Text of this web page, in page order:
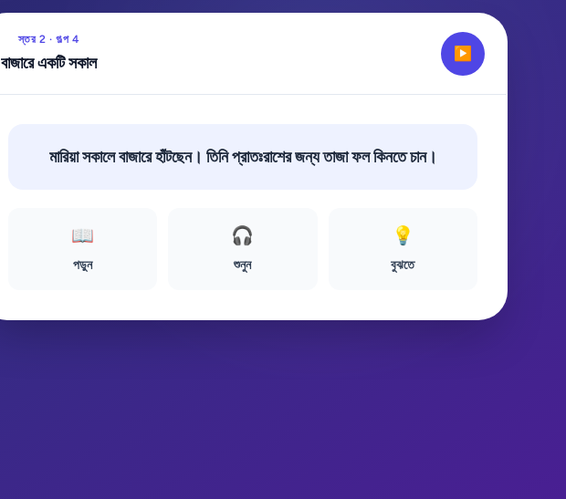
স্তর 2 · গল্প 4
বাজারে একটি সকাল ▶
মারিয়া সকালে বাজারে হাঁটছেন। তিনি প্রাতঃরাশের জন্য তাজা ফল কিনতে চান।
📖
পড়ুন
🎧
শুনুন
💡
বুঝতে